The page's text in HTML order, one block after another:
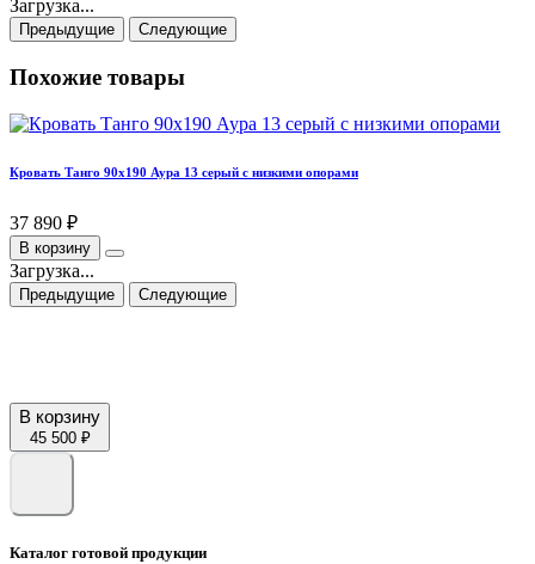
Загрузка...
Предыдущие Следующие
Похожие товары
Кровать Танго 90х190 Аура 13 серый с низкими опорами
37 890 ₽
В корзину
Загрузка...
Предыдущие Следующие
В корзину
45 500 ₽
Каталог готовой продукции